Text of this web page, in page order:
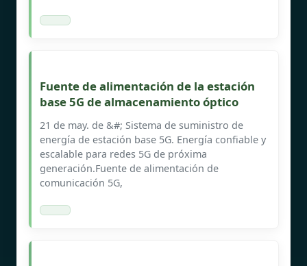
Fuente de alimentación de la estación
base 5G de almacenamiento óptico
21 de may. de &#; Sistema de suministro de
energía de estación base 5G. Energía confiable y
escalable para redes 5G de próxima
generación.Fuente de alimentación de
comunicación 5G,